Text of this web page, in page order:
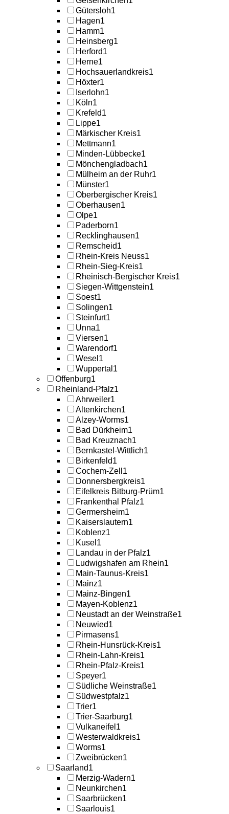
Gütersloh1
Hagen1
Hamm1
Heinsberg1
Herford1
Herne1
Hochsauerlandkreis1
Höxter1
Iserlohn1
Köln1
Krefeld1
Lippe1
Märkischer Kreis1
Mettmann1
Minden-Lübbecke1
Mönchengladbach1
Mülheim an der Ruhr1
Münster1
Oberbergischer Kreis1
Oberhausen1
Olpe1
Paderborn1
Recklinghausen1
Remscheid1
Rhein-Kreis Neuss1
Rhein-Sieg-Kreis1
Rheinisch-Bergischer Kreis1
Siegen-Wittgenstein1
Soest1
Solingen1
Steinfurt1
Unna1
Viersen1
Warendorf1
Wesel 1
Wuppertal 1
Offenburg1
Rheinland-Pfalz1
Ahrweiler1
Altenkirchen1
Alzey-Worms1
Bad Dürkheim1
Bad Kreuznach1
Bernkastel-Wittlich1
Birkenfeld1
Cochem-Zell 1
Donnersbergkreis1
Eifelkreis Bitburg-Prüm1
Frankenthal Pfalz1
Germersheim1
Kaiserslautern1
Koblenz1
Kusel 1
Landau in der Pfalz1
Ludwigshafen am Rhein1
Main-Taunus-Kreis1
Mainz1
Mainz-Bingen1
Mayen-Koblenz1
Neustadt an der Weinstraße1
Neuwied1
Pirmasens1
Rhein-Hunsrück-Kreis1
Rhein-Lahn-Kreis1
Rhein-Pfalz-Kreis1
Speyer1
Südliche Weinstraße1
Südwestpfalz1
Trier1
Trier-Saarburg1
Vulkaneifel 1
Westerwaldkreis1
Worms1
Zweibrücken1
Saarland1
Merzig-Wadern1
Neunkirchen1
Saarbrücken1
Saarlouis1